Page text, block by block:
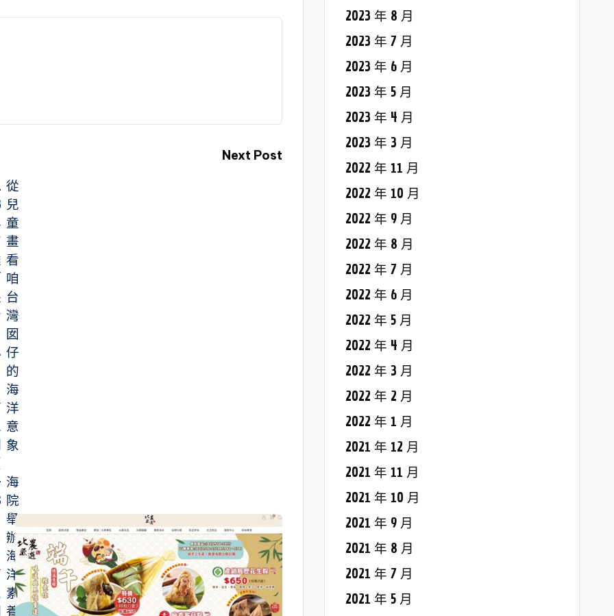
從
兒
童
畫
看
咱
台
灣
囡
仔
的
海
洋
意
象
海
院
舉
辦
海
洋
素
養
Next Post
2023 年 8 月
2023 年 7 月
2023 年 6 月
2023 年 5 月
2023 年 4 月
2023 年 3 月
2022 年 11 月
2022 年 10 月
2022 年 9 月
2022 年 8 月
2022 年 7 月
2022 年 6 月
2022 年 5 月
2022 年 4 月
2022 年 3 月
2022 年 2 月
2022 年 1 月
2021 年 12 月
2021 年 11 月
2021 年 10 月
2021 年 9 月
2021 年 8 月
2021 年 7 月
2021 年 5 月